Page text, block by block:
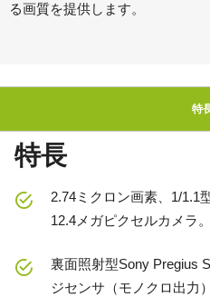
る画質を提供します。
特
特長
2.74ミクロン画素、1/1.1
12.4メガピクセルカメラ。
裏面照射型Sony Pregius
ジセンサ（モノクロ出力）